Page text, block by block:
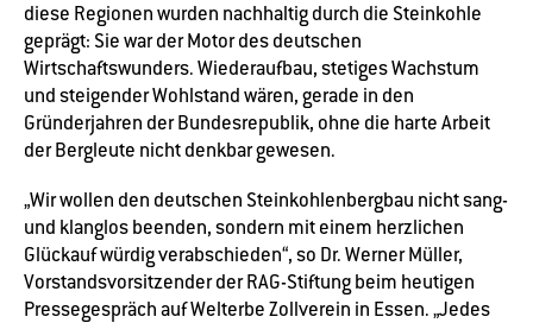
diese Regionen wurden nachhaltig durch die Steinkohle
geprägt: Sie war der Motor des deutschen
Wirtschaftswunders. Wiederaufbau, stetiges Wachstum
und steigender Wohlstand wären, gerade in den
Gründerjahren der Bundesrepublik, ohne die harte Arbeit
der Bergleute nicht denkbar gewesen.
„Wir wollen den deutschen Steinkohlenbergbau nicht sang-
und klanglos beenden, sondern mit einem herzlichen
Glückauf würdig verabschieden“, so Dr. Werner Müller,
Vorstandsvorsitzender der RAG-Stiftung beim heutigen
Pressegespräch auf Welterbe Zollverein in Essen. „Jedes